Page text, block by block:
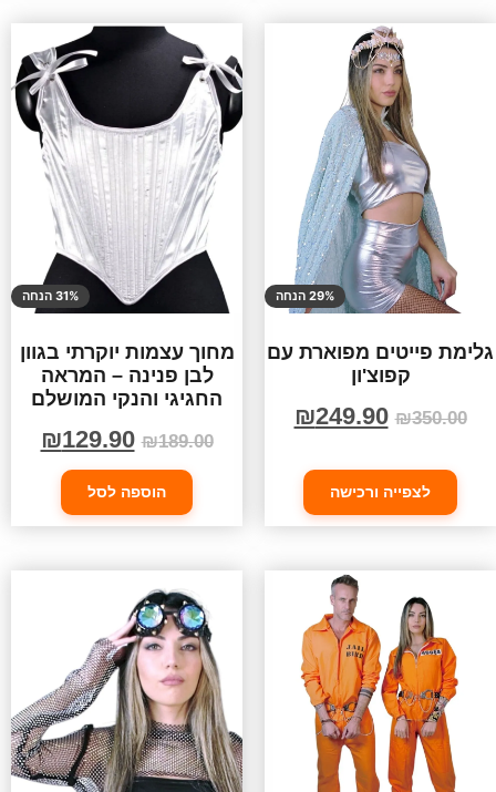
29% הנחה
גלימת פייטים מפוארת עם
קפוצ'ון
₪350.00
₪249.90
לצפייה ורכישה
31% הנחה
מחוך עצמות יוקרתי בגוון
לבן פנינה – המראה
החגיגי והנקי המושלם
₪189.00
₪129.90
הוספה לסל